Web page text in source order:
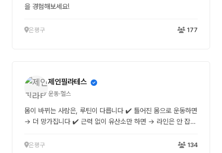
을 경험해보세요!
은평구 177
제인필라테스
운동·헬스
몸이 바뀌는 사람은, 루틴이 다릅니다 ✔️ 틀어진 몸으로 운동하면
→ 더 망가집니다 ✔️ 근력 없이 유산소만 하면 → 라인은 안 잡힙
래서 우리는 순서를 바꿉니다 정렬 → 근력 → 버닝 이 3가지를
은평구 134